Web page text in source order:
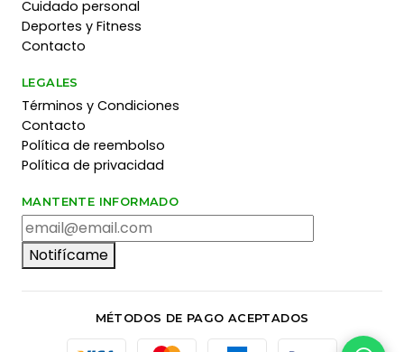
Cuidado personal
Deportes y Fitness
Contacto
LEGALES
Términos y Condiciones
Contacto
Política de reembolso
Política de privacidad
MANTENTE INFORMADO
Notifícame
MÉTODOS DE PAGO ACEPTADOS